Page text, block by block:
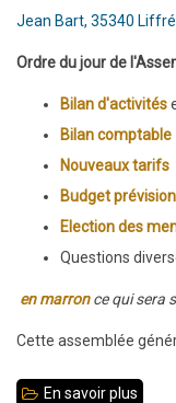
Jean Bart, 35340 Liffré
Ordre du jour de
Bilan d'activités
Bilan comptable
Nouveaux tarifs
Budget
Election des
Questions
en marron ce qui sera
Cette assemblée
En savoir plus